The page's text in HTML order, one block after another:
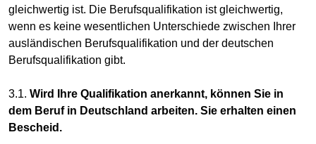
gleichwertig ist. Die Berufsqualifikation ist gleichwertig,
wenn es keine wesentlichen Unterschiede zwischen Ihrer
ausländischen Berufsqualifikation und der deutschen
Berufsqualifikation gibt.
3.1. Wird Ihre Qualifikation anerkannt, können Sie in
dem Beruf in Deutschland arbeiten. Sie erhalten einen
Bescheid.